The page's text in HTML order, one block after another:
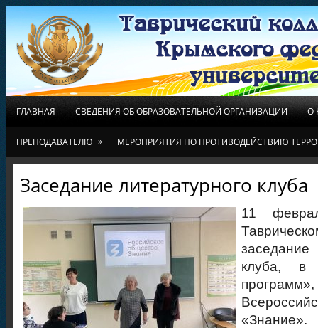
ГЛАВНАЯ СВЕДЕНИЯ ОБ ОБРАЗОВАТЕЛЬНОЙ ОРГАНИЗАЦИИ О
ПРЕПОДАВАТЕЛЮ » МЕРОПРИЯТИЯ ПО ПРОТИВОДЕЙСТВИЮ
Заседание литературного клуба
11
клуба, в
«Знание».